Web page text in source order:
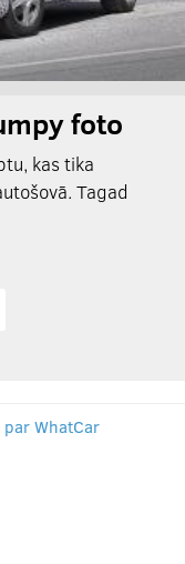
foto
kas tika
Tagad
WhatCar